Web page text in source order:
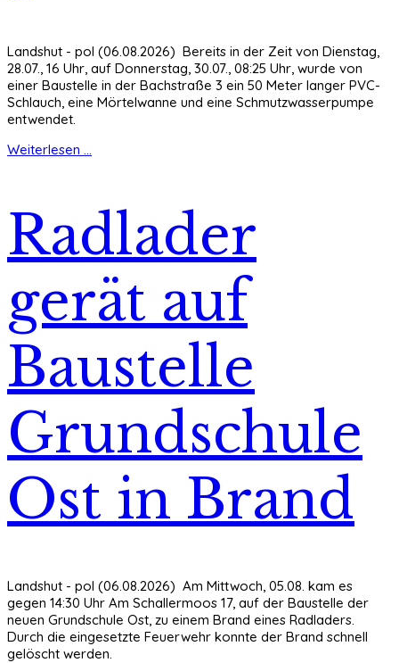
Landshut - pol (06.08.2026) Bereits in der Zeit von Dienstag,
28.07., 16 Uhr, auf Donnerstag, 30.07., 08:25 Uhr, wurde von
einer Baustelle in der Bachstraße 3 ein 50 Meter langer PVC-
Schlauch, eine Mörtelwanne und eine Schmutzwasserpumpe
entwendet.
Weiterlesen ...
Radlader
gerät auf
Baustelle
Grundschule
Ost in Brand
Landshut - pol (06.08.2026) Am Mittwoch, 05.08. kam es
gegen 14:30 Uhr Am Schallermoos 17, auf der Baustelle der
neuen Grundschule Ost, zu einem Brand eines Radladers.
Durch die eingesetzte Feuerwehr konnte der Brand schnell
gelöscht werden.